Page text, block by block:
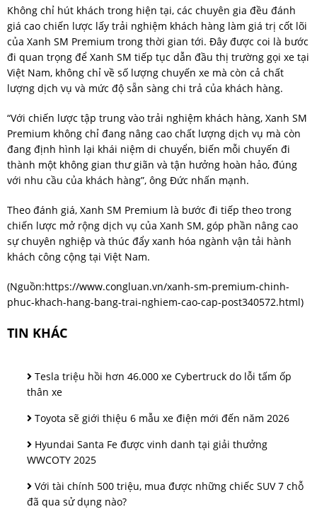
Không chỉ hút khách trong hiện tại, các chuyên gia đều đánh
giá cao chiến lược lấy trải nghiệm khách hàng làm giá trị cốt lõi
của Xanh SM Premium trong thời gian tới. Đây được coi là bước
đi quan trọng để Xanh SM tiếp tục dẫn đầu thị trường gọi xe tại
Việt Nam, không chỉ về số lượng chuyến xe mà còn cả chất
lượng dịch vụ và mức độ sẵn sàng chi trả của khách hàng.
“Với chiến lược tập trung vào trải nghiệm khách hàng, Xanh SM
Premium không chỉ đang nâng cao chất lượng dịch vụ mà còn
đang định hình lại khái niệm di chuyển, biến mỗi chuyến đi
thành một không gian thư giãn và tận hưởng hoàn hảo, đúng
với nhu cầu của khách hàng”, ông Đức nhấn mạnh.
Theo đánh giá, Xanh SM Premium là bước đi tiếp theo trong
chiến lược mở rộng dịch vụ của Xanh SM, góp phần nâng cao
sự chuyên nghiệp và thúc đẩy xanh hóa ngành vận tải hành
khách công cộng tại Việt Nam.
(Nguồn:https://www.congluan.vn/xanh-sm-premium-chinh-
phuc-khach-hang-bang-trai-nghiem-cao-cap-post340572.html)
TIN KHÁC
Tesla triệu hồi hơn 46.000 xe Cybertruck do lỗi tấm ốp
thân xe
Toyota sẽ giới thiệu 6 mẫu xe điện mới đến năm 2026
Hyundai Santa Fe được vinh danh tại giải thưởng
WWCOTY 2025
Với tài chính 500 triệu, mua được những chiếc SUV 7 chỗ
đã qua sử dụng nào?